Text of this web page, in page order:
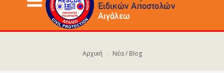
Αρχική Νέα / Blog